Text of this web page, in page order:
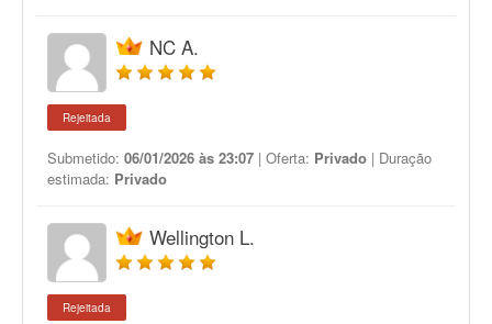
NC A.
Rejeitada
Submetido: 06/01/2026 às 23:07 | Oferta: Privado | Duração
estimada: Privado
Wellington L.
Rejeitada